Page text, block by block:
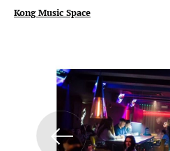
Kong Music Space